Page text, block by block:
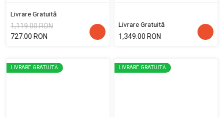
Livrare Gratuită
1,119.00 RON
727.00 RON
Livrare Gratuită
1,349.00 RON
LIVRARE GRATUITĂ LIVRARE GRATUITĂ